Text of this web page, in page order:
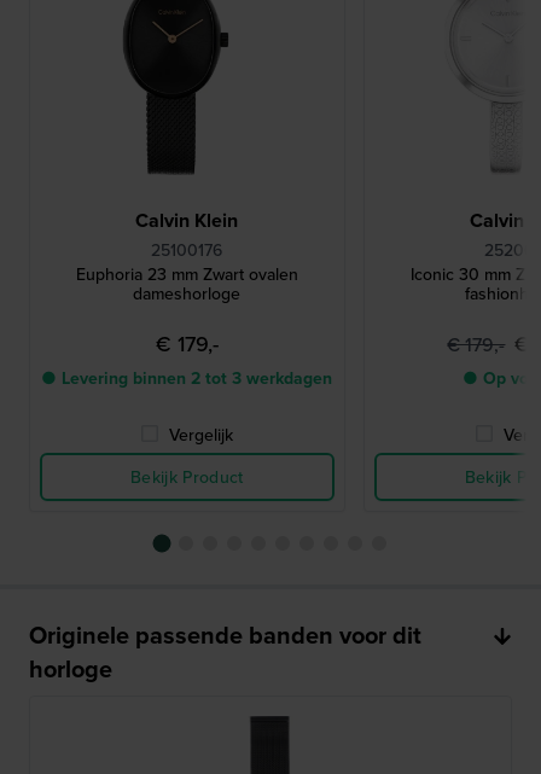
Calvin Klein
25100176
Euphoria 23 mm Zwart ovalen
dameshorloge
€ 179,-
● Levering binnen 2 tot 3 werkdagen
Vergelijk
Bekijk Product
Calvin
Iconic 30 mm
€ 179,- €
● Op
Bekijk
Originele passende banden voor dit
horloge